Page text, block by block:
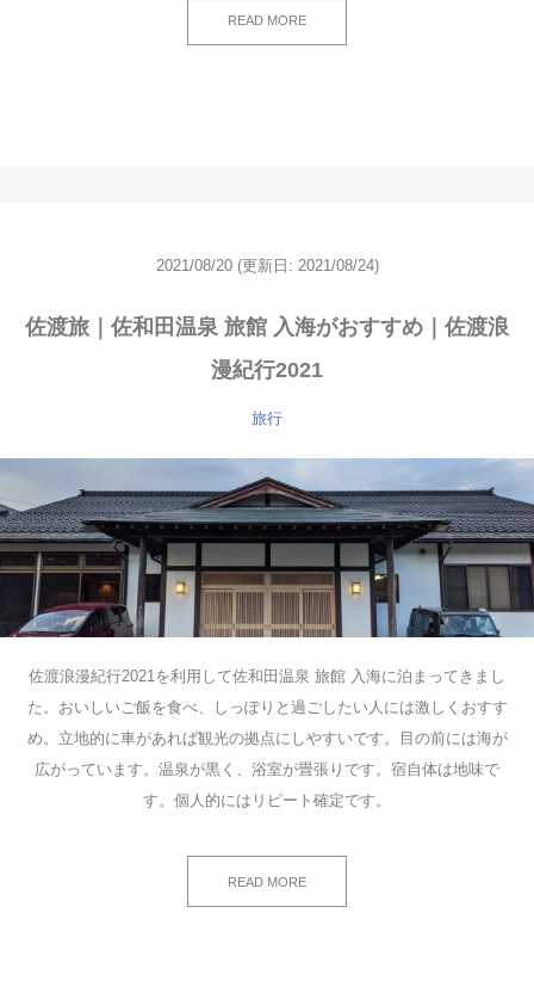
READ MORE
2021/08/20 (更新日: 2021/08/24)
佐渡旅｜佐和田温泉 旅館 入海がおすすめ｜佐渡浪
漫紀行2021
旅行
佐渡浪漫紀行2021を利用して佐和田温泉 旅館 入海に泊まってきまし
た。おいしいご飯を食べ、しっぽりと過ごしたい人には激しくおすす
め。立地的に車があれば観光の拠点にしやすいです。目の前には海が
広がっています。温泉が黒く、浴室が畳張りです。宿自体は地味で
す。個人的にはリピート確定です。
READ MORE